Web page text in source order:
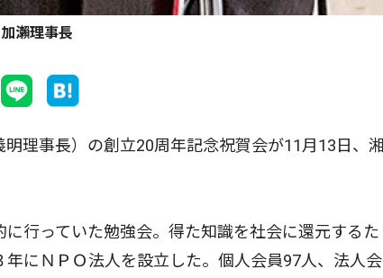
瀨理事長
理事長）の創立20周年記念祝賀会が11月13日、湘
行っていた勉強会。得た知識を社会に還元するた
にＮＰＯ法人を設立した。個人会員97人、法人会